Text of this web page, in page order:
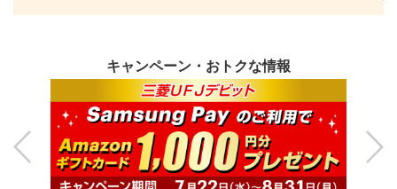
キャ ンペーン・おトクな情報
Previous